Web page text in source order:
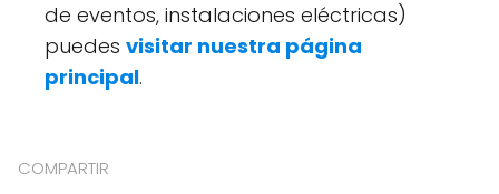
de eventos, instalaciones eléctricas)
puedes visitar nuestra página
principal.
COMPARTIR